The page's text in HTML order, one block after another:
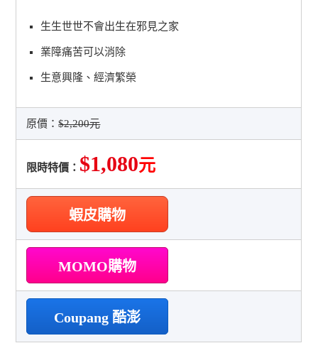
生生世世不會出生在邪見之家
業障痛苦可以消除
生意興隆、經濟繁榮
原價：$2,200元
限時特價： $1,080元
蝦皮購物
MOMO購物
Coupang 酷澎